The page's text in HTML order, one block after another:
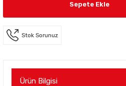
Sepete Ekle
Stok Sorunuz
Ürün Bilgisi